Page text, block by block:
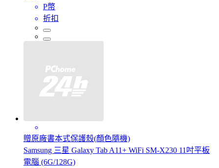
P幣
折扣
贈原廠書本式保護殼(顏色隨機)
Samsung 三星 Galaxy Tab A11+ WiFi SM-X230 11吋平板
電腦 (6G/128G)